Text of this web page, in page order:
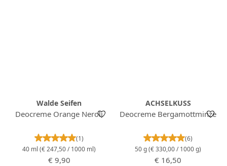
Walde Seifen
Deocreme Orange Neroli
Durchschnittliche Bewertung von 5 von 5
(1)
40 ml (€ 247,50 / 1000 ml)
Regulärer Preis:
€ 9,90
ACHSELKUSS
Deocreme Bergamottminze
(6)
50 g(€ 330,00 / 1000 g)
Regulärer Preis:
€ 16,50